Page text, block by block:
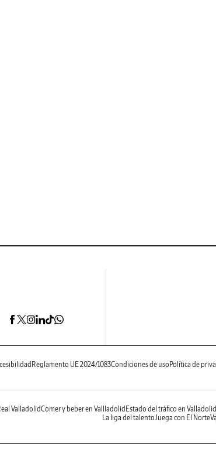
Reglamento UE 2024/1083Condiciones de uso Política de
ValladolidComer y beber en Vallladolid Estado del tráfico en Valladolid
La liga del talentoJuega con El Norte